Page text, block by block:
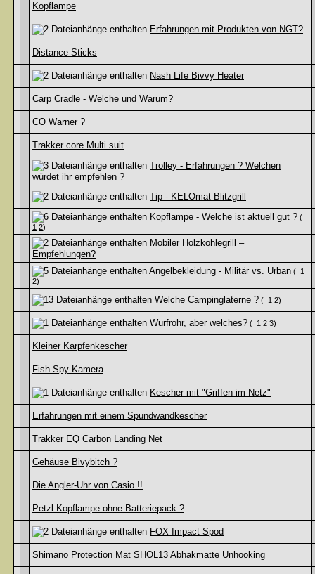
Kopflampe
Erfahrungen mit Produkten von NGT?
Distance Sticks
Nash Life Bivvy Heater
Carp Cradle - Welche und Warum?
CO Warner ?
Trakker core Multi suit
Trolley - Erfahrungen ? Welchen
würdet ihr empfehlen ?
Tip - KELOmat Blitzgrill
Kopflampe - Welche ist aktuell gut ? (
1 2)
Mobiler Holzkohlegrill –
Empfehlungen?
Angelbekleidung - Militär vs. Urban ( 1
2)
Welche Campinglaterne ? ( 1 2)
Wurfrohr, aber welches? ( 1 2 3)
Kleiner Karpfenkescher
Fish Spy Kamera
Kescher mit "Griffen im Netz"
Erfahrungen mit einem Spundwandkescher
Trakker EQ Carbon Landing Net
Gehäuse Bivybitch ?
Die Angler-Uhr von Casio !!
Petzl Kopflampe ohne Batteriepack ?
FOX Impact Spod
Shimano Protection Mat SHOL13 Abhakmatte Unhooking